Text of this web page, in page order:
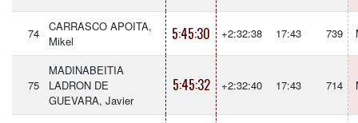
74
CARRASCO APOITA,
Mikel
5:45:30 +2:32:38 17:43 739
75
MADINABEITIA
LADRON DE
GUEVARA, Javier
5:45:32 +2:32:40 17:43 714